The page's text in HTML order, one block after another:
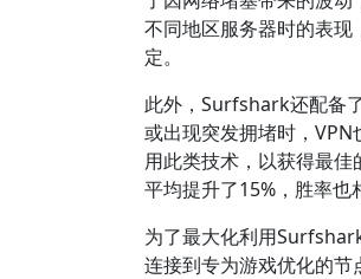
不同地区服务器时的表
定。
此外，Surfshark还配备
或出现突发拥堵时，
用此类技术，以获得最
平均提升了15%，胜率也
为了最大化利用
连接到专为游戏优化的